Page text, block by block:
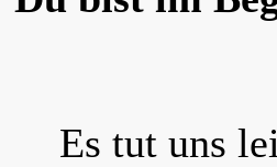
Es tut uns